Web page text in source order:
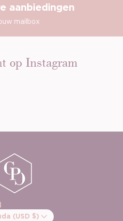
aanbiedingen
mailbox
op Instagram
(USD $)